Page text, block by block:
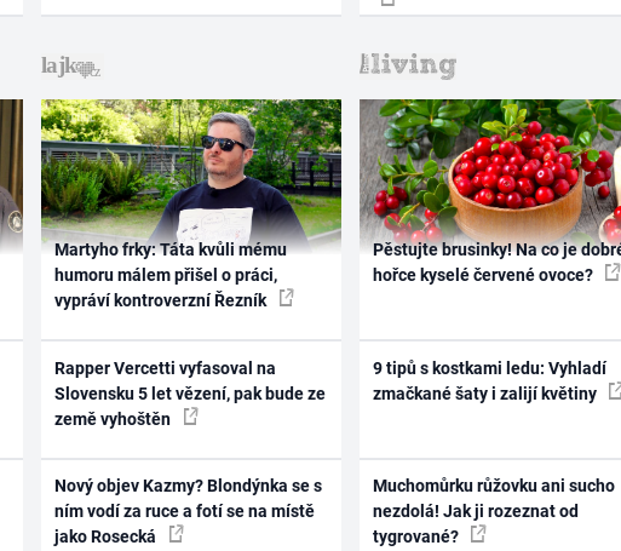
Martyho frky: Táta kvůli mému
humoru málem přišel o práci,
vypráví kontroverzní Řezník
Rapper Vercetti vyfasoval na
Slovensku 5 let vězení, pak bude ze
země vyhoštěn
Nový objev Kazmy? Blondýnka se s
ním vodí za ruce a fotí se na místě
jako Rosecká
Pěstujte brusinky! Na co je
hořce kyselé červené ovoce?
9 tipů s kostkami ledu: Vyhladí
zmačkané šaty i zalijí květiny
Muchomůrku růžovku ani sucho
nezdolá! Jak ji rozeznat od
tygrované?